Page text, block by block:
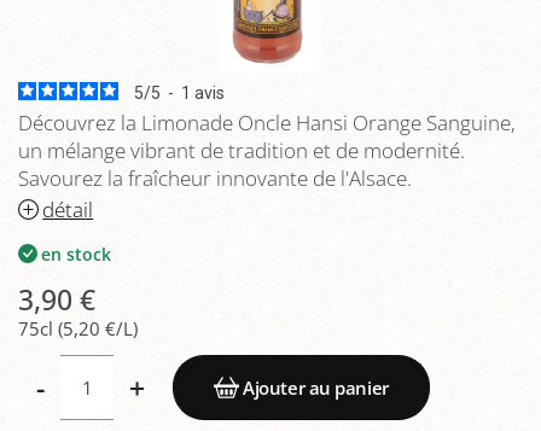
5/5 - 1 avis
Découvrez la Limonade Oncle Hansi Orange Sanguine,
un mélange vibrant de tradition et de modernité.
Savourez la fraîcheur innovante de l'Alsace.
détail
en stock
3,90 €
75cl (5,20 €/L)
- + Ajouter au panier